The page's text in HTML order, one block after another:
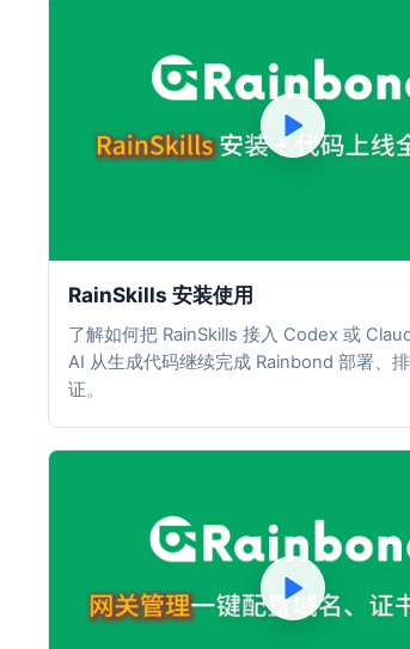
RainSkills 安装使用
了解如何把 RainSkills 接入 Codex 或
AI 从生成代码继续完成 Rainbond 部署、
证。